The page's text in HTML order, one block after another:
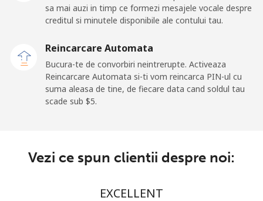
sa mai auzi in timp ce formezi mesajele vocale despre
creditul si minutele disponibile ale contului tau.
Reincarcare Automata
Bucura-te de convorbiri neintrerupte. Activeaza
Reincarcare Automata si-ti vom reincarca PIN-ul cu
suma aleasa de tine, de fiecare data cand soldul tau
scade sub ⁦$5⁩.
Vezi ce spun clientii despre noi:
EXCELLENT